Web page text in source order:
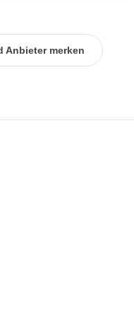
Anbieter merken